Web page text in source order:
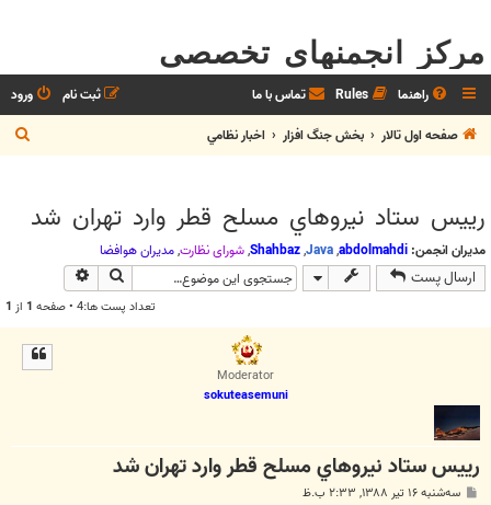
مرکز انجمنهای تخصصی
راهنما Rules تماس با ما ورود
ثبت نام
صفحه اول تالار
بخش جنگ افزار اخبار نظامي
س
رييس ستاد نيروهاي مسلح قطر وارد تهران شد
مدیران انجمن: abdolmahdi
,
Java
,
Shahbaz
,شوراي نظارت,مديران هوافضا
ارسال پست جستجو
تعداد پست ها:4 • صفحه 1 از 1
Moderator
sokuteasemuni
رييس ستاد نيروهاي مسلح قطر وارد تهران شد
سه‌شنبه ۱۶ تیر ۱۳۸۸, ۲:۳۳ ب.ظ